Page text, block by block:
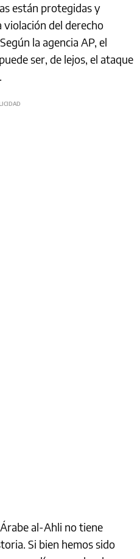
están protegidas y
violación del derecho
la agencia AP, el
ser, de lejos, el ataque
al-Ahli no tiene
Si bien hemos sido